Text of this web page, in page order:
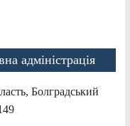
адміністрація
Болградський